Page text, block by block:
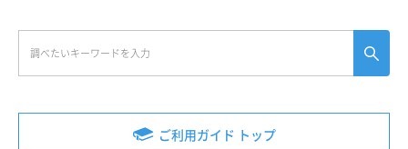
ご利用ガイド トップ